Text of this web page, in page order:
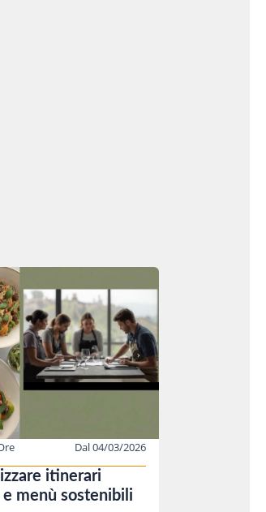
Dal 04/03/2026
itinerari
menù sostenibili